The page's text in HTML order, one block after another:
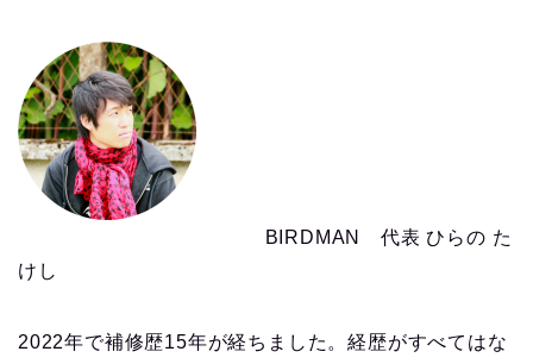
BIRDMAN 代表 ひらの た
けし
2022年で補修歴15年が経ちました。経歴がすべてはな